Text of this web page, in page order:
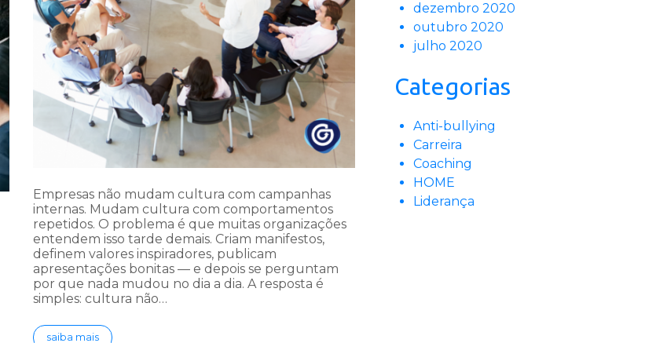
Empresas não mudam cultura com campanhas
internas. Mudam cultura com comportamentos
repetidos. O problema é que muitas organizações
entendem isso tarde demais. Criam manifestos,
definem valores inspiradores, publicam
apresentações bonitas — e depois se perguntam
por que nada mudou no dia a dia. A resposta é
simples: cultura não…
saiba mais
dezembro 2020
outubro 2020
julho 2020
Categorias
Anti-bullying
Carreira
Coaching
HOME
Liderança